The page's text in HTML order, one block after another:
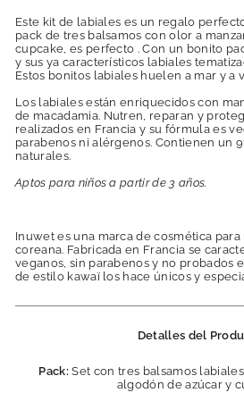
Este kit de labiales es un regalo
pack de tres balsamos con olor a
cupcake, es perfecto . Con un bonito
y sus ya característicos labiales
Estos bonitos labiales huelen a mar y a
Los labiales están enriquecidos con
de macadamia. Nutren, reparan y
realizados en Francia y su fórmula es
parabenos ni alérgenos. Contienen un
naturales.
Aptos para niños a partir de 3 años.
Inuwet es una marca de cosmética
coreana. Fabricada en Francia se
veganos, sin parabenos y no probados
de estilo kawaï los hace únicos y
Detalles del
Pack:Set con tres balsamos
algodón de azúcar y